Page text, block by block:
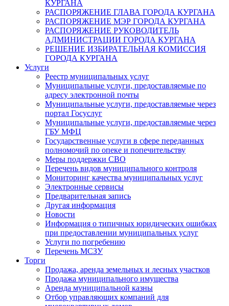
КУРГАНА
РАСПОРЯЖЕНИЕ ГЛАВА ГОРОДА КУРГАНА
РАСПОРЯЖЕНИЕ МЭР ГОРОДА КУРГАНА
РАСПОРЯЖЕНИЕ РУКОВОДИТЕЛЬ
АДМИНИСТРАЦИИ ГОРОДА КУРГАНА
РЕШЕНИЕ ИЗБИРАТЕЛЬНАЯ КОМИССИЯ
ГОРОДА КУРГАНА
Услуги
Реестр муниципальных услуг
Муниципальные услуги, предоставляемые по
адресу электронной почты
Муниципальные услуги, предоставляемые через
портал Госуслуг
Муниципальные услуги, предоставляемые через
ГБУ МФЦ
Государственные услуги в сфере переданных
полномочий по опеке и попечительству
Меры поддержки СВО
Перечень видов муниципального контроля
Мониторинг качества муниципальных услуг
Электронные сервисы
Предварительная запись
Другая информация
Новости
Информация о типичных юридических ошибках
при предоставлении муниципальных услуг
Услуги по погребению
Перечень МСЗУ
Торги
Продажа, аренда земельных и лесных участков
Продажа муниципального имущества
Аренда муниципальной казны
Отбор управляющих компаний для